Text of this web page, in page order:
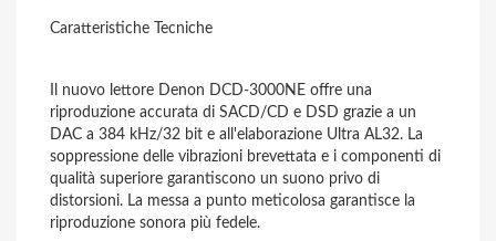
Caratteristiche Tecniche
Il nuovo lettore Denon DCD-3000NE offre una
riproduzione accurata di SACD/CD e DSD grazie a un
DAC a 384 kHz/32 bit e all'elaborazione Ultra AL32. La
soppressione delle vibrazioni brevettata e i componenti di
qualità superiore garantiscono un suono privo di
distorsioni. La messa a punto meticolosa garantisce la
riproduzione sonora più fedele.